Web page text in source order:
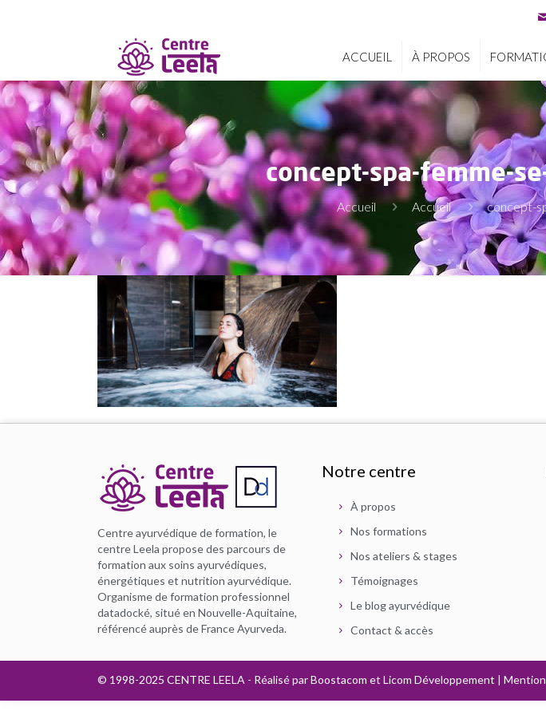
ACCUEIL À PROPOS
concept-spa-femme-
Accueil Accueil concept-
Centre ayurvédique de formation, le
centre Leela propose des parcours de
formation aux soins ayurvédiques,
énergétiques et nutrition ayurvédique.
Organisme de formation professionnel
datadocké, situé en Nouvelle-Aquitaine,
référencé auprès de France Ayurveda.
Notre centre
À propos
Nos formations
Nos ateliers & stages
Témoignages
Le blog ayurvédique
Contact & accès
© 1998-2025 CENTRE LEELA - Réalisé parBoostacom etLicom Développement |